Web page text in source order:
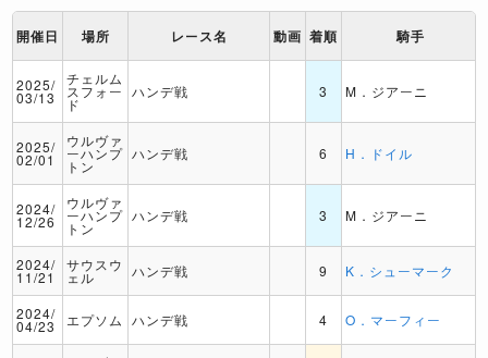
開催日 場所 レース名 動画 着順 騎手
2025/
03/13
チェルム
スフォー
ド
ハンデ戦 3 M．ジアーニ
2025/
02/01
ウルヴァ
ーハンプ
トン
ハンデ戦 6 H．ドイル
2024/
12/26
ウルヴァ
ーハンプ
トン
ハンデ戦 3 M．ジアーニ
2024/
11/21
サウスウ
ェル ハンデ戦 9 K．シューマーク
2024/
04/23 エプソム ハンデ戦 4 O．マーフィー